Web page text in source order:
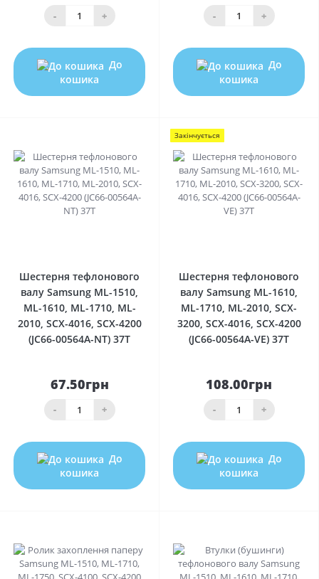
- +
До
кошика
- +
До
кошика
Шестерня тефлонового
валу Samsung ML-1510,
ML-1610, ML-1710, ML-
2010, SCX-4016, SCX-4200
(JC66-00564A-NT) 37T
67.50грн
- +
До
кошика
Закінчується
Шестерня тефлонового
валу Samsung ML-1610,
ML-1710, ML-2010, SCX-
3200, SCX-4016, SCX-4200
(JC66-00564A-VE) 37T
108.00грн
- +
До
кошика